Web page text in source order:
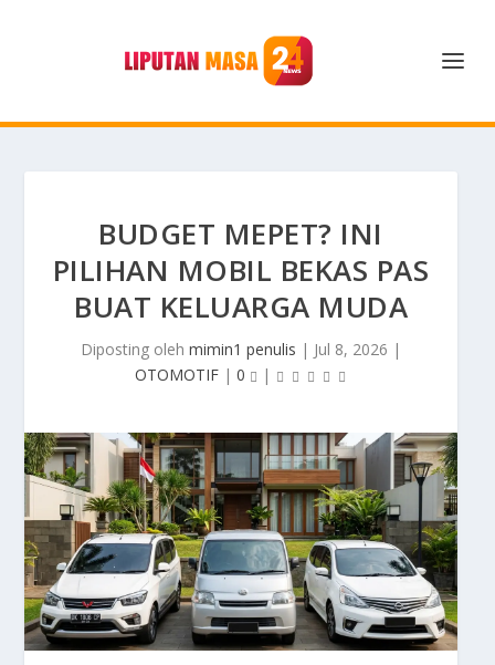
BUDGET MEPET? INI
PILIHAN MOBIL BEKAS PAS
BUAT KELUARGA MUDA
Diposting oleh mimin1 penulis | Jul 8, 2026 |
OTOMOTIF| 0 |